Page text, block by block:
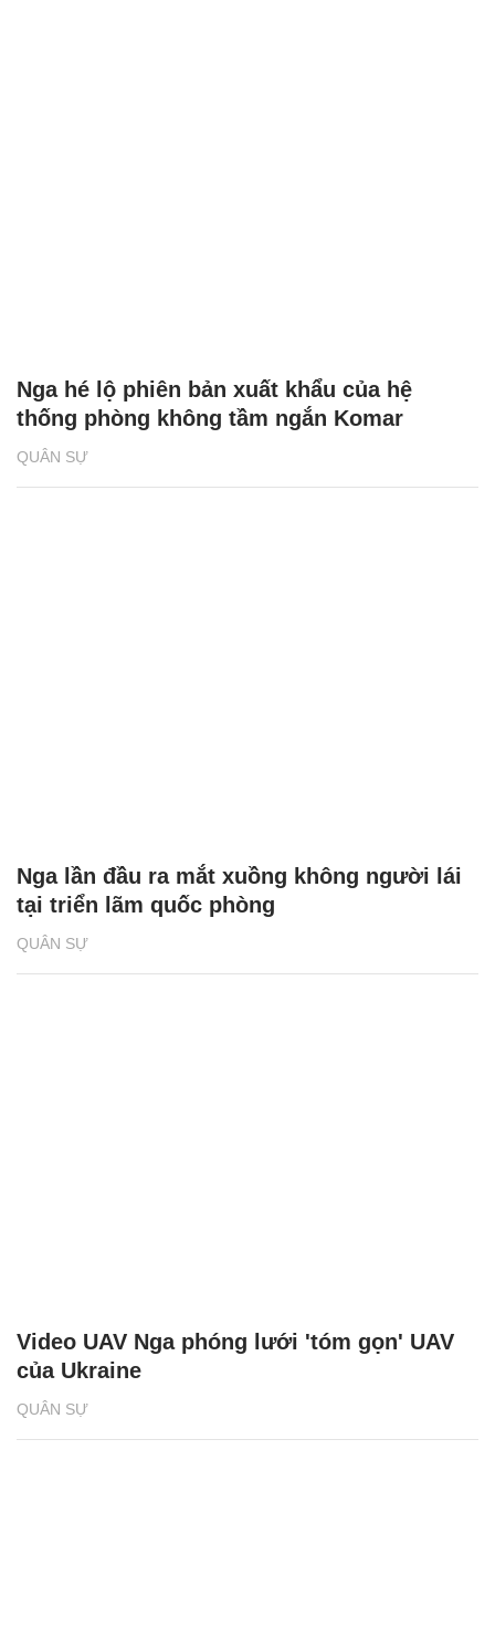
QUÂN SỰ
Nga hé lộ phiên bản xuất khẩu của hệ
thống phòng không tầm ngắn Komar
QUÂN SỰ
Nga lần đầu ra mắt xuồng không người lái
tại triển lãm quốc phòng
QUÂN SỰ
Video UAV Nga phóng lưới 'tóm gọn' UAV
của Ukraine